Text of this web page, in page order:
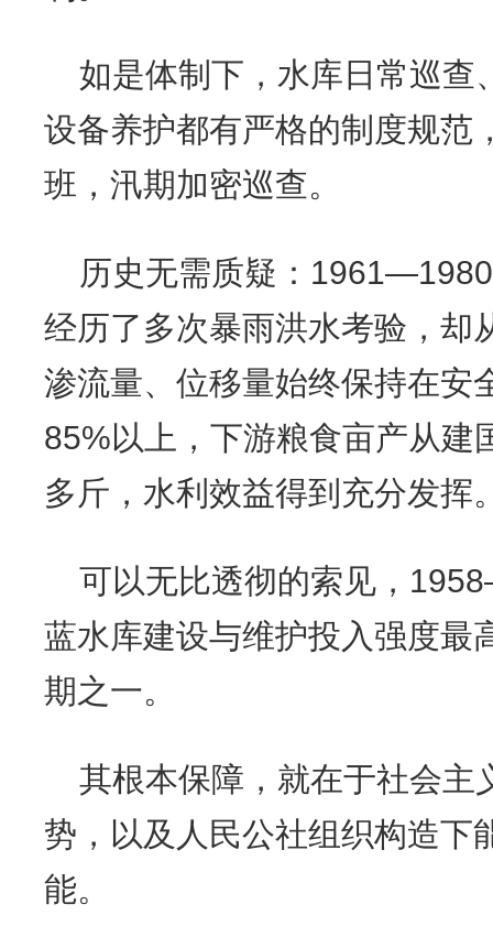
如是体制下，水库日常巡查
设备养护都有严格的制度规范
班，汛期加密巡查。
历史无需质疑：
经历了多次暴雨洪水考验，却
渗流量、位移量始终保持在安
85%以上，下游粮食亩产从建
多斤，水利效益得到充分发挥
可以无比透彻的索见，
蓝水库建设与维护投入强度最
期之一。
其根本保障，就在于社会主
势，以及人民公社组织构造下
能。